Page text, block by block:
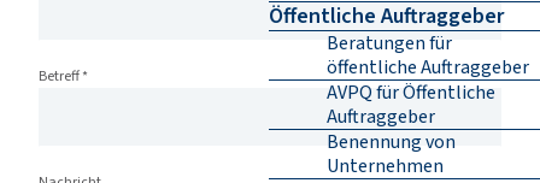
Öffentliche Auftraggeber
Beratungen für
öffentliche Auftraggeber
AVPQ für Öffentliche
Auftraggeber
Benennung von
Unternehmen
Betreff*